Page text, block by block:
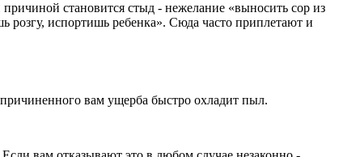
становится стыд - нежелание «выносить сор из
испортишь ребенка». Сюда часто приплетают и
вам ущерба быстро охладит пыл.